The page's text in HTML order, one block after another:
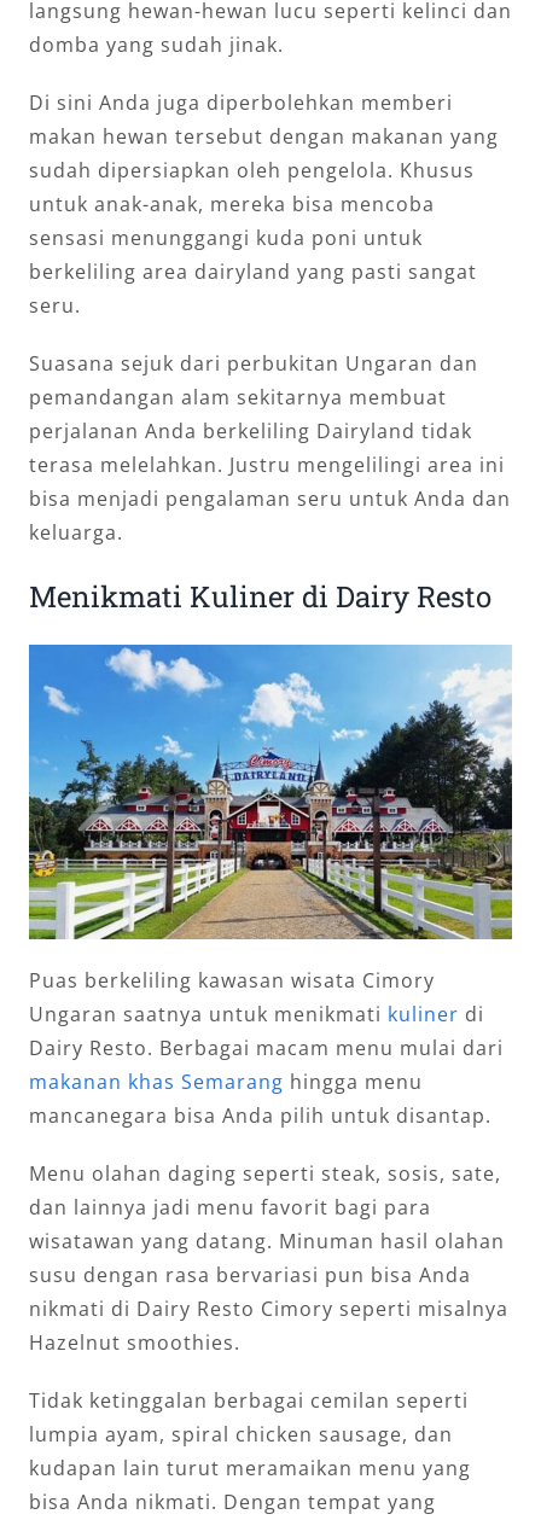
langsung hewan-hewan lucu seperti kelinci dan
domba yang sudah jinak.
Di sini Anda juga diperbolehkan memberi
makan hewan tersebut dengan makanan yang
sudah dipersiapkan oleh pengelola. Khusus
untuk anak-anak, mereka bisa mencoba
sensasi menunggangi kuda poni untuk
berkeliling area dairyland yang pasti sangat
seru.
Suasana sejuk dari perbukitan Ungaran dan
pemandangan alam sekitarnya membuat
perjalanan Anda berkeliling Dairyland tidak
terasa melelahkan. Justru mengelilingi area ini
bisa menjadi pengalaman seru untuk Anda dan
keluarga.
Menikmati Kuliner di Dairy Resto
Puas berkeliling kawasan wisata Cimory
Ungaran saatnya untuk menikmati kuliner di
Dairy Resto. Berbagai macam menu mulai dari
makanan khas Semarang hingga menu
mancanegara bisa Anda pilih untuk disantap.
Menu olahan daging seperti steak, sosis, sate,
dan lainnya jadi menu favorit bagi para
wisatawan yang datang. Minuman hasil olahan
susu dengan rasa bervariasi pun bisa Anda
nikmati di Dairy Resto Cimory seperti misalnya
Hazelnut smoothies.
Tidak ketinggalan berbagai cemilan seperti
lumpia ayam, spiral chicken sausage, dan
kudapan lain turut meramaikan menu yang
bisa Anda nikmati. Dengan tempat yang